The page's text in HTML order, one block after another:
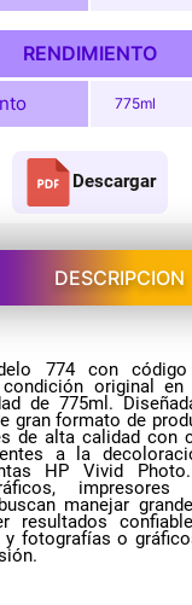
RENDIMIENTO
775ml
Descargar
DESCRIPCION
774 con código
original en
de 775ml.
gran formato de
de alta calidad con
a la
HP Vivid
manejar
resultados
y fotografías o